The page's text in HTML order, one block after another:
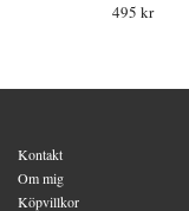
495 kr
Kontakt
Om mig
Köpvillkor